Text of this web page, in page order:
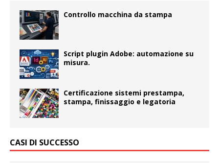
Controllo macchina da stampa
Script plugin Adobe: automazione su
misura.
Certificazione sistemi prestampa,
stampa, finissaggio e legatoria
CASI DI SUCCESSO